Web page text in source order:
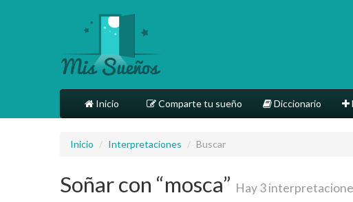
Inicio Comparte tu sueño Diccionario
Inicio / Interpretaciones / Buscar
Soñar con “mosca” Hay 3